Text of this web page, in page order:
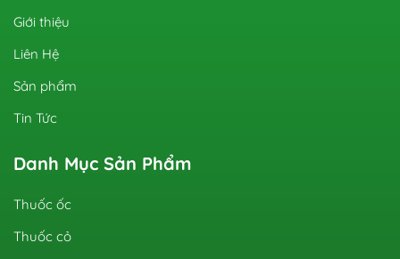
Giới thiệu
Liên Hệ
Sản phẩm
Tin Tức
Danh Mục Sản Phẩm
Thuốc ốc
Thuốc cỏ